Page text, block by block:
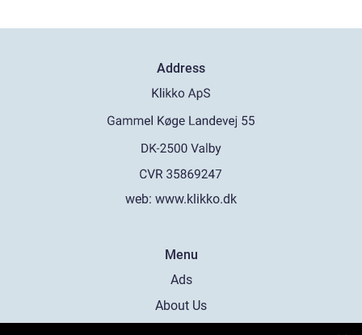
Address
web: www.klikko.dk
Menu
Ads
About Us